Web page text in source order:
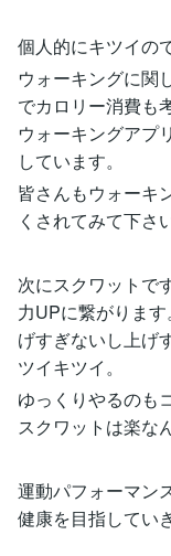
個人的にキツイの
ウォーキングに関
でカロリー消費も
ウォーキングアプ
しています。
皆さんもウォーキ
くされてみて下さい
次にスクワットで
力UPに繋がりま
げすぎないし上げ
ツイキツイ。
ゆっくりやるのも
スクワットは楽な
運動パフォーマン
健康を目指してい